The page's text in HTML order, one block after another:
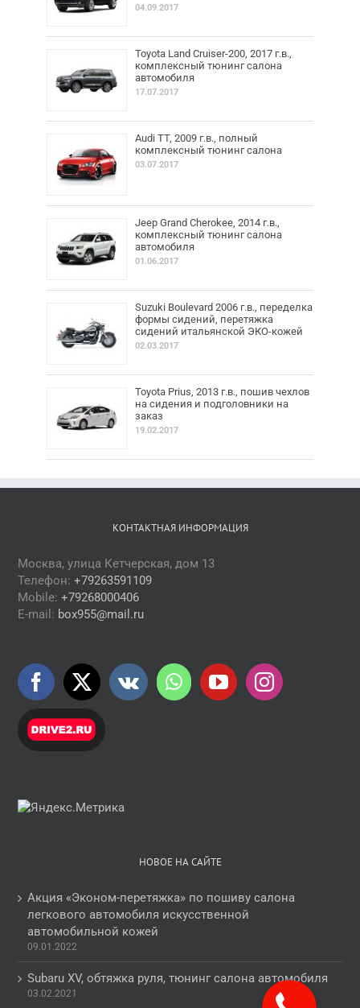
04.09.2017
Toyota Land Cruiser-200, 2017 г.в.,
комплексный тюнинг салона
автомобиля
17.07.2017
Audi TT, 2009 г.в., полный
комплексный тюнинг салона
03.07.2017
Jeep Grand Cherokee, 2014 г.в.,
комплексный тюнинг салона
автомобиля
01.06.2017
Suzuki Boulevard 2006 г.в., переделка
формы сидений, перетяжка
сидений итальянской ЭКО-кожей
02.03.2017
Toyota Prius, 2013 г.в., пошив чехлов
на сидения и подголовники на
заказ
19.02.2017
КОНТАКТНАЯ ИНФОРМАЦИЯ
Москва, улица Кетчерская, дом 13
Телефон:+79263591109
Mobile:+79268000406
E-mail: box955@mail.ru
НОВОЕ НА САЙТЕ
Акция «Эконом-перетяжка» по пошиву салона
легкового автомобиля искусственной
автомобильной кожей
09.01.2022
Subaru XV, обтяжка руля, тюнинг салона автомобиля
03.02.2021